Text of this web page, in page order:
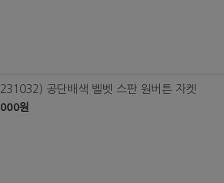
공단배색 벨벳 스판 원버튼 자켓
원